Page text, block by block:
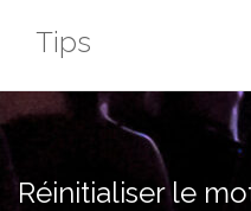
Tips
Réinitialiser le